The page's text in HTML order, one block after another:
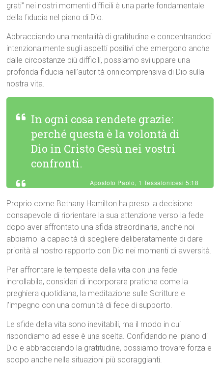
grati” nei nostri momenti difficili è una parte fondamentale
della fiducia nel piano di Dio.
Abbracciando una mentalità di gratitudine e concentrandoci
intenzionalmente sugli aspetti positivi che emergono anche
dalle circostanze più difficili, possiamo sviluppare una
profonda fiducia nell’autorità onnicomprensiva di Dio sulla
nostra vita.
In ogni cosa rendete grazie:
perché questa è la volontà di
Dio in Cristo Gesù nei vostri
confronti.
Apostolo Paolo, 1 Tessalonicesi 5:18
Proprio come Bethany Hamilton ha preso la decisione
consapevole di riorientare la sua attenzione verso la fede
dopo aver affrontato una sfida straordinaria, anche noi
abbiamo la capacità di scegliere deliberatamente di dare
priorità al nostro rapporto con Dio nei momenti di avversità.
Per affrontare le tempeste della vita con una fede
incrollabile, consideri di incorporare pratiche come la
preghiera quotidiana, la meditazione sulle Scritture e
l’impegno con una comunità di fede di supporto.
Le sfide della vita sono inevitabili, ma il modo in cui
rispondiamo ad esse è una scelta. Confidando nel piano di
Dio e abbracciando la gratitudine, possiamo trovare forza e
scopo anche nelle situazioni più scoraggianti.